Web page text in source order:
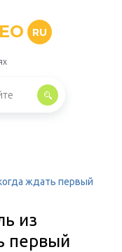
RU
ждать первый
из
первый